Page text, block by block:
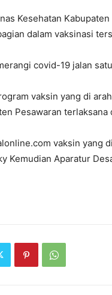
Kesehatan
dalam vaksinasi
covid-19 jalan
vaksin yang di
Pesawaran terlaksana
vaksin yang
Kemudian Aparatur